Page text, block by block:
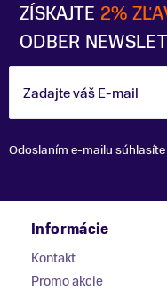
ZÍSKAJTE 2%
ODBER
Zadajte váš E-mail
Odoslaním e-mailu
Informácie
Kontakt
Promo akcie